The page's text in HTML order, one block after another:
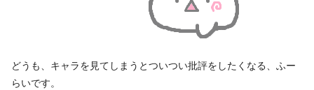
どうも、キャラを見てしまうとついつい批評をしたくなる、ふー
らいです。